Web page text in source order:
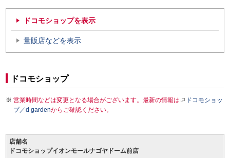
ドコモショップを表示
量販店などを表示
ドコモショップ
営業時間などは変更となる場合がございます。最新の情報は
ドコモショッ
プ／d gardenからご確認ください。
店舗名
ドコモショップイオンモールナゴヤドーム前店